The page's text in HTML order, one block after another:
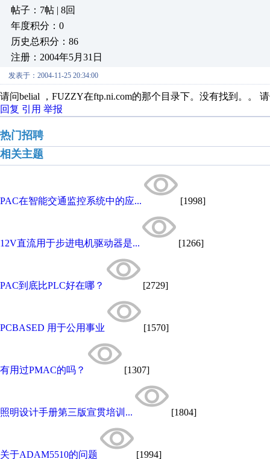
帖子：7帖 | 8回
年度积分：0
历史总积分：86
注册：2004年5月31日
发表于：2004-11-25 20:34:00
请问belial ，FUZZY在ftp.ni.com的那个目录下。没有找到。。
回复 引用 举报
热门招聘
相关主题
PAC在智能交通监控系统中的应... [1998]
12V直流用于步进电机驱动器是... [1266]
PAC到底比PLC好在哪？ [2729]
PCBASED 用于公用事业 [1570]
有用过PMAC的吗？ [1307]
照明设计手册第三版宣贯培训... [1804]
关于ADAM5510的问题 [1994]